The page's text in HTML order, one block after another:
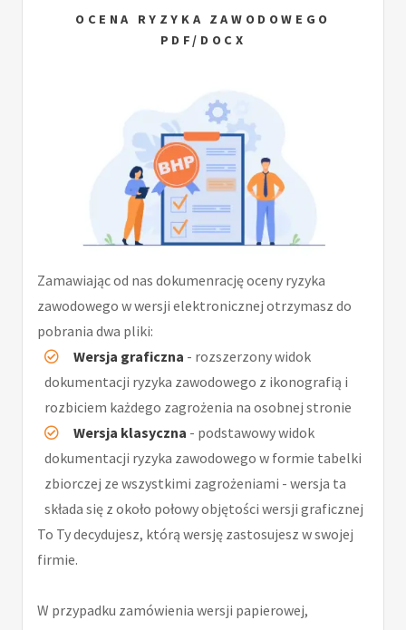
OCENA RYZYKA ZAWODOWEGO
PDF/DOCX
Zamawiając od nas dokumenrację oceny ryzyka
zawodowego w wersji elektronicznej otrzymasz do
pobrania dwa pliki:
Wersja graficzna - rozszerzony widok
dokumentacji ryzyka zawodowego z ikonografią i
rozbiciem każdego zagrożenia na osobnej stronie
Wersja klasyczna - podstawowy widok
dokumentacji ryzyka zawodowego w formie tabelki
zbiorczej ze wszystkimi zagrożeniami - wersja ta
składa się z około połowy objętości wersji graficznej
To Ty decydujesz, którą wersję zastosujesz w swojej
firmie.
W przypadku zamówienia wersji papierowej,